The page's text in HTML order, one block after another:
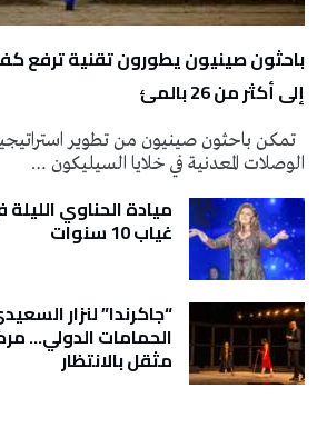
باحثون صينيون يطورون تقنية ترفع
إلى أكثر من 26 بالمئ
تمكن باحثون صينيون من تطوير
الوصلات المعدنية في خلايا السيليكون …
ميادة الحناوي
غياب 10 سنوات
“جاكرندا” لنزار
الحمامات الدولي…
مثقل بالانتظار